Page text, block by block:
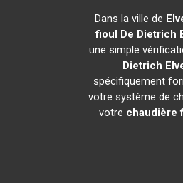
Dans la ville de
fioul De Dietrich
une simple
Dietrich
spécifiquement
votre système de
votre chaudière